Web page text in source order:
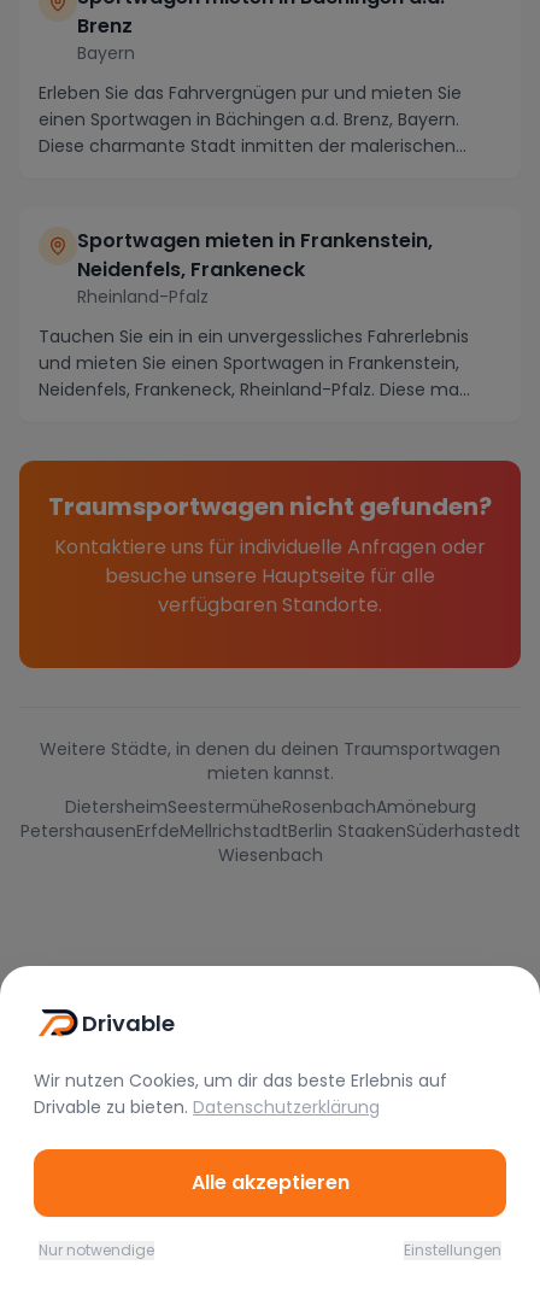
Brenz
Bayern
Erleben Sie das Fahrvergnügen pur und mieten Sie
einen Sportwagen in Bächingen a.d. Brenz, Bayern.
Diese charmante Stadt inmitten der malerischen
Sportwagen mieten in Frankenstein,
Neidenfels, Frankeneck
Rheinland-Pfalz
Tauchen Sie ein in ein unvergessliches Fahrerlebnis
und mieten Sie einen Sportwagen in Frankenstein,
Neidenfels, Frankeneck, Rheinland-Pfalz. Diese ma...
Traumsportwagen nicht gefunden?
Kontaktiere uns für individuelle Anfragen oder
besuche unsere Hauptseite für alle
verfügbaren Standorte.
Weitere Städte, in denen du deinen Traumsportwagen
mieten kannst.
DietersheimSeestermüheRosenbachAmöneburg
PetershausenErfdeMellrichstadtBerlin StaakenSüderhastedt
Wiesenbach
Rent A Feeling
Drivable
Wir nutzen Cookies, um dir das beste Erlebnis auf
Drivable zu bieten. Datenschutzerklärung
Alle akzeptieren
Nur notwendige Einstellungen